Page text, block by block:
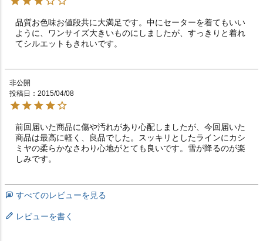
品質お色味お値段共に大満足です。中にセーターを着てもいい
ように、ワンサイズ大きいものにしましたが、すっきりと着れ
てシルエットもきれいです。
非公開
投稿日
2015/04/08
前回届いた商品に傷や汚れがあり心配しましたが、今回届いた
商品は最高に軽く、良品でした。スッキリとしたラインにカシ
ミヤの柔らかなさわり心地がとても良いです。雪が降るのが楽
しみです。
すべてのレビューを見る
レビューを書く